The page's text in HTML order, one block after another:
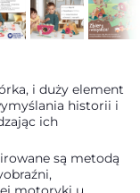
i duży element
historii i
ich
są metodą